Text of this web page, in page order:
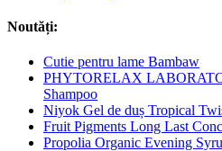
Noutăți:
Cutie pentru lame Bambaw
PHYTORELAX
Shampoo
Niyok Gel de duș Tropical
Fruit Pigments Long Last
Propolia Organic Evening